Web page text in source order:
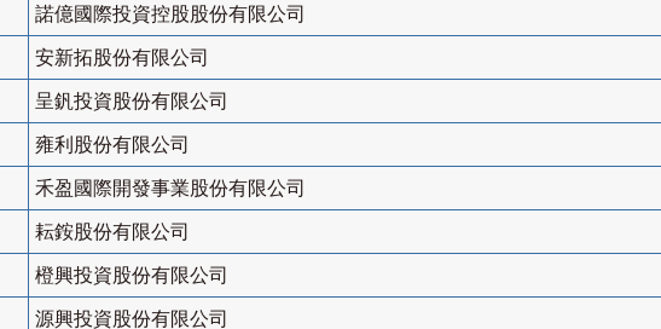
諾億國際投資控股股份有限公司
安新拓股份有限公司
呈釩投資股份有限公司
雍利股份有限公司
禾盈國際開發事業股份有限公司
耘銨股份有限公司
橙興投資股份有限公司
源興投資股份有限公司